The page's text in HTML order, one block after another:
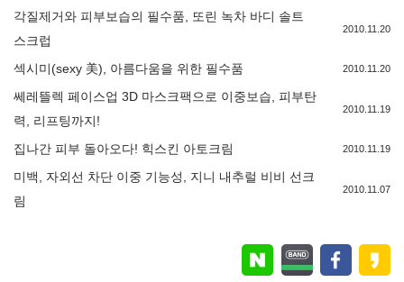
각질제거와 피부보습의 필수품, 또린 녹차 바디 솔트
스크럽
2010.11.20
섹시미(sexy 美), 아름다움을 위한 필수품 2010.11.20
쎄레뜰렉 페이스업 3D 마스크팩으로 이중보습, 피부탄
력, 리프팅까지!
2010.11.19
집나간 피부 돌아오다! 힉스킨 아토크림 2010.11.19
미백, 자외선 차단 이중 기능성, 지니 내추럴 비비 선크
림
2010.11.07